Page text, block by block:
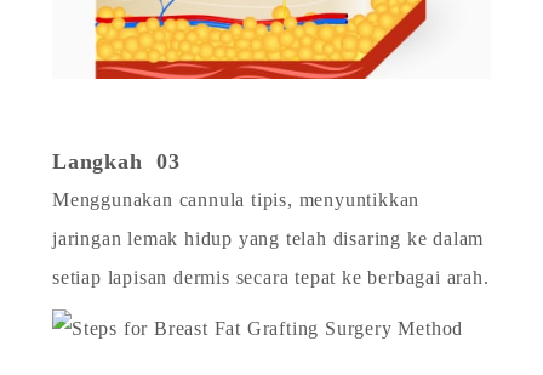
Langkah 03
Menggunakan cannula tipis, menyuntikkan
jaringan lemak hidup yang telah disaring ke dalam
setiap lapisan dermis secara tepat ke berbagai arah.